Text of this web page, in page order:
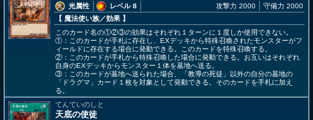
光属性
レベル 8
【 魔法使い族／効果 】
攻撃力 2000 守備力 2000
このカード名の①②③の効果はそれぞれ１ターンに１度しか使用できない。
①：このカードが手札に存在し、EXデッキから特殊召喚されたモンスターがフ
ィールドに存在する場合に発動できる。このカードを特殊召喚する。
②：このカードが手札から特殊召喚した場合に発動できる。お互いはそれぞれ
自身のEXデッキからモンスター１体を墓地へ送る。
③：このカードが墓地へ送られた場合、「教導の死徒」以外の自分の墓地の
「ドラグマ」カード１枚を対象として発動できる。そのカードを手札に加え
る。
てんていのしと
天底の使徒